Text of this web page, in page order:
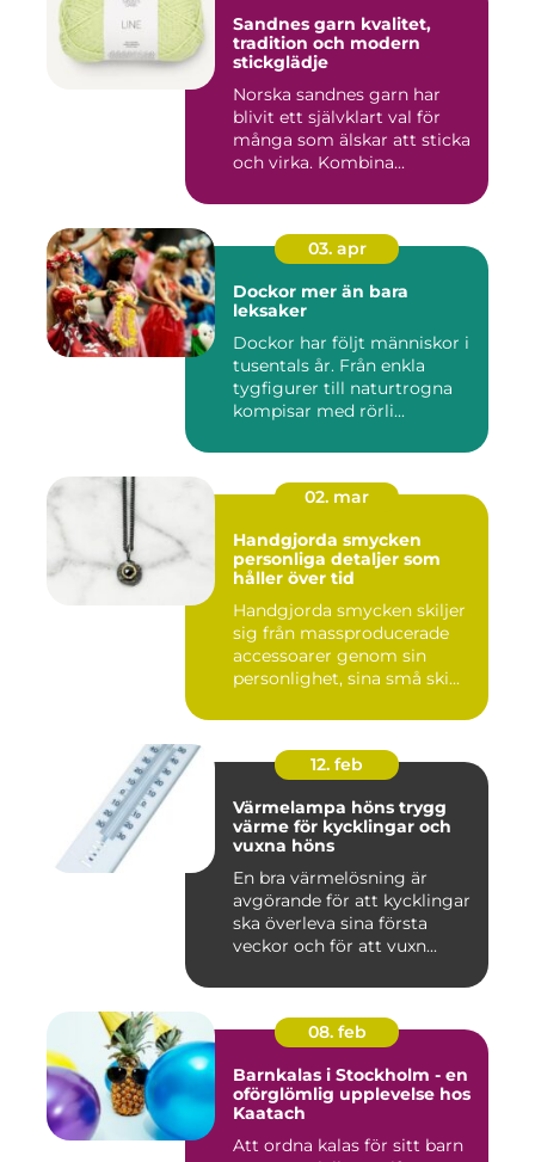
Sandnes garn kvalitet,
tradition och modern
stickglädje
Norska sandnes garn har
blivit ett självklart val för
många som älskar att sticka
och virka. Kombina...
03. apr
Dockor mer än bara
leksaker
Dockor har följt människor i
tusentals år. Från enkla
tygfigurer till naturtrogna
kompisar med rörli...
02. mar
Handgjorda smycken
personliga detaljer som
håller över tid
Handgjorda smycken skiljer
sig från massproducerade
accessoarer genom sin
personlighet, sina små ski...
12. feb
Värmelampa höns trygg
värme för kycklingar och
vuxna höns
En bra värmelösning är
avgörande för att kycklingar
ska överleva sina första
veckor och för att vuxn...
08. feb
Barnkalas i Stockholm - en
oförglömlig upplevelse hos
Kaatach
Att ordna kalas för sitt barn